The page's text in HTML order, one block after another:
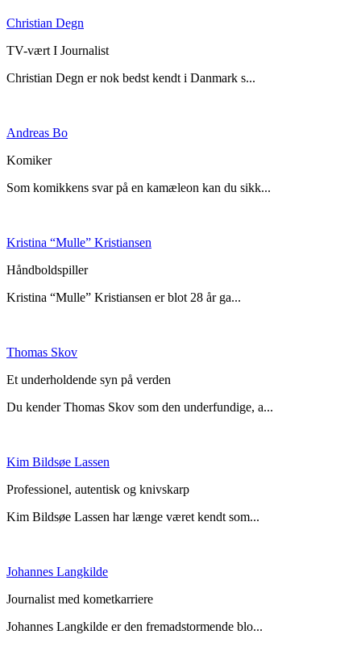
Christian Degn
TV-vært I Journalist
Christian Degn er nok bedst kendt i Danmark s...
Andreas Bo
Komiker
Som komikkens svar på en kamæleon kan du sikk...
Kristina “Mulle” Kristiansen
Håndboldspiller
Kristina “Mulle” Kristiansen er blot 28 år ga...
Thomas Skov
Et underholdende syn på verden
Du kender Thomas Skov som den underfundige, a...
Kim Bildsøe Lassen
Professionel, autentisk og knivskarp
Kim Bildsøe Lassen har længe været kendt som...
Johannes Langkilde
Journalist med kometkarriere
Johannes Langkilde er den fremadstormende blo...